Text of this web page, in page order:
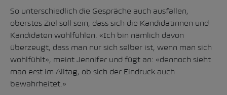
So unterschiedlich die Gespräche auch ausfallen,
oberstes Ziel soll sein, dass sich die Kandidatinnen und
Kandidaten wohlfühlen. «Ich bin nämlich davon
überzeugt, dass man nur sich selber ist, wenn man sich
wohlfühlt», meint Jennifer und fügt an: «dennoch sieht
man erst im Alltag, ob sich der Eindruck auch
bewahrheitet.»